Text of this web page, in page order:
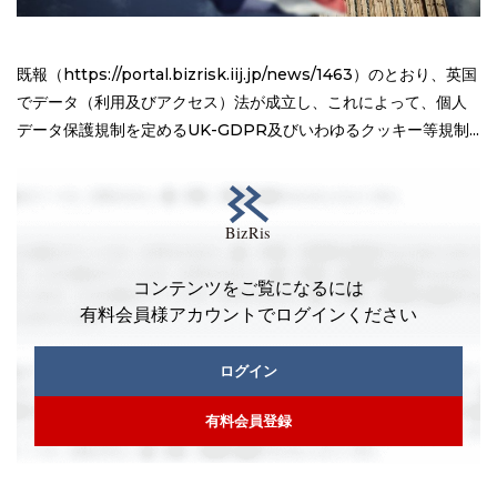
既報（https://portal.bizrisk.iij.jp/news/1463）のとおり、英国
でデータ（利用及びアクセス）法が成立し、これによって、個人
データ保護規制を定めるUK-GDPR及びいわゆるクッキー等規制...
コンテンツをご覧になるには
有料会員様アカウントでログインください
ログイン
有料会員登録